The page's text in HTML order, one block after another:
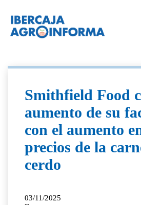
Smithfield Food
aumento de su
con el aumento
precios de la
cerdo
03/11/2025